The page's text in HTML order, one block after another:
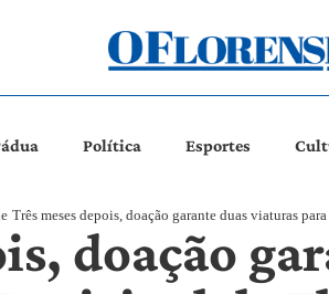
Política Esportes
Três meses depois, doação garante duas viaturas
doação